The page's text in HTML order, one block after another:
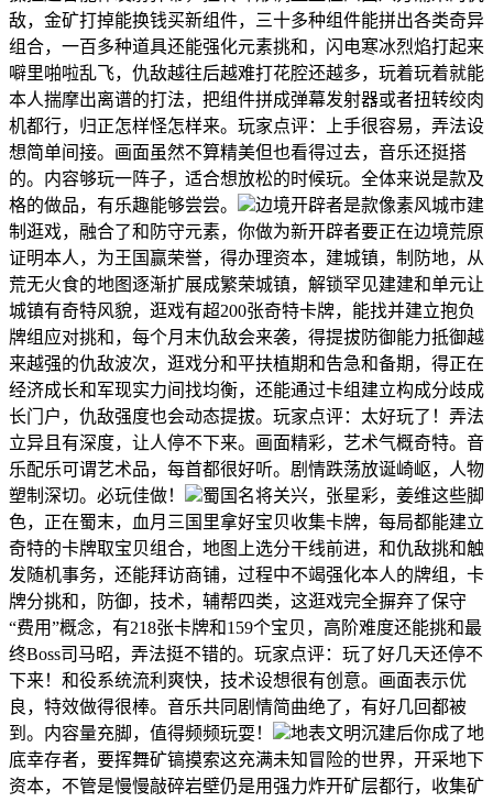
敌，金矿打掉能换钱买新组件，三十多种组件能拼出各类奇异
组合，一百多种道具还能强化元素挑和，闪电寒冰烈焰打起来
噼里啪啦乱飞，仇敌越往后越难打花腔还越多，玩着玩着就能
本人揣摩出离谱的打法，把组件拼成弹幕发射器或者扭转绞肉
机都行，归正怎样怪怎样来。玩家点评：上手很容易，弄法设
想简单间接。画面虽然不算精美但也看得过去，音乐还挺搭
的。内容够玩一阵子，适合想放松的时候玩。全体来说是款及
格的做品，有乐趣能够尝尝。
边境开辟者是款像素风城市建
制逛戏，融合了和防守元素，你做为新开辟者要正在边境荒原
证明本人，为王国赢荣誉，得办理资本，建城镇，制防地，从
荒无火食的地图逐渐扩展成繁荣城镇，解锁罕见建建和单元让
城镇有奇特风貌，逛戏有超200张奇特卡牌，能找并建立抱负
牌组应对挑和，每个月末仇敌会来袭，得提拔防御能力抵御越
来越强的仇敌波次，逛戏分和平扶植期和告急和备期，得正在
经济成长和军现实力间找均衡，还能通过卡组建立构成分歧成
长门户，仇敌强度也会动态提拔。玩家点评：太好玩了！弄法
立异且有深度，让人停不下来。画面精彩，艺术气概奇特。音
乐配乐可谓艺术品，每首都很好听。剧情跌荡放诞崎岖，人物
塑制深切。必玩佳做！
蜀国名将关兴，张星彩，姜维这些脚
色，正在蜀末，血月三国里拿好宝贝收集卡牌，每局都能建立
奇特的卡牌取宝贝组合，地图上选分干线前进，和仇敌挑和触
发随机事务，还能拜访商铺，过程中不竭强化本人的牌组，卡
牌分挑和，防御，技术，辅帮四类，这逛戏完全摒弃了保守
“费用”概念，有218张卡牌和159个宝贝，高阶难度还能挑和最
终Boss司马昭，弄法挺不错的。玩家点评：玩了好几天还停不
下来！和役系统流利爽快，技术设想很有创意。画面表示优
良，特效做得很棒。音乐共同剧情简曲绝了，有好几回都被
到。内容量充脚，值得频频玩耍！
地表文明沉建后你成了地
底幸存者，要挥舞矿镐摸索这充满未知冒险的世界，开采地下
资本，不管是慢慢敲碎岩壁仍是用强力炸开矿层都行，收集矿